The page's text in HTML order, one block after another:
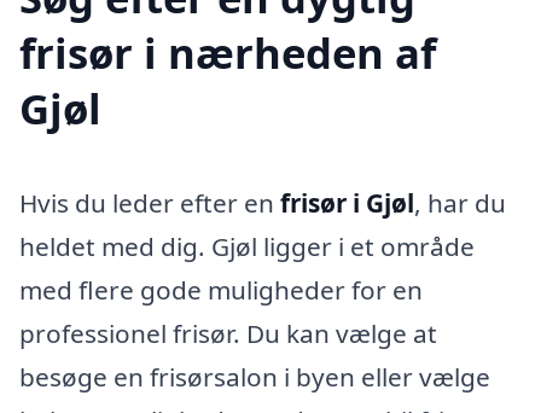
frisør i nærheden af
Gjøl
Hvis du leder efter en frisør i Gjøl, har du
heldet med dig. Gjøl ligger i et område
med flere gode muligheder for en
professionel frisør. Du kan vælge at
besøge en frisørsalon i byen eller vælge